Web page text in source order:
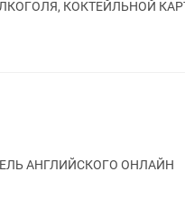
АНГЛИЙСКОГО ОНЛАЙН